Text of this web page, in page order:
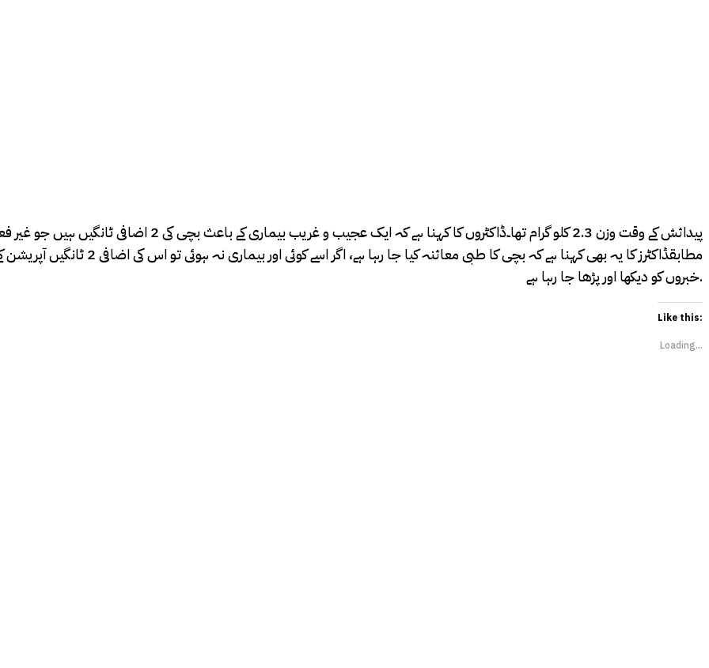
پیدائش کے وقت وزن 2.3 کلو گرام تھا۔ڈاکٹروں کا کہنا ہے
مطابقڈاکٹرز کا یہ بھی کہنا ہے کہ
خبروں کو دیکھا اور پڑھا جا رہا ہے.
Like this:
Loading...